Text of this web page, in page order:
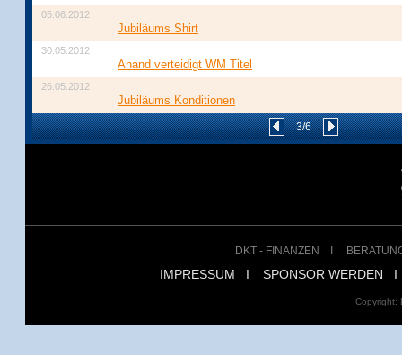
05.06.2012
Jubiläums Shirt
30.05.2012
Anand verteidigt WM Titel
26.05.2012
Jubiläums Konditionen
3/6
DKT - FINANZEN
IMPRESSUM I SPONSOR WERDEN I
Copyright: